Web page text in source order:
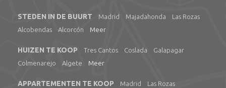
STEDEN IN DE BUURT Madrid Majadahonda
Las Rozas
Alcobendas
Alcorcón Meer
HUIZEN TE KOOP Tres Cantos Coslada
Galapagar
Colmenarejo
Algete Meer
APPARTEMENTEN TE KOOP Madrid
Las Rozas